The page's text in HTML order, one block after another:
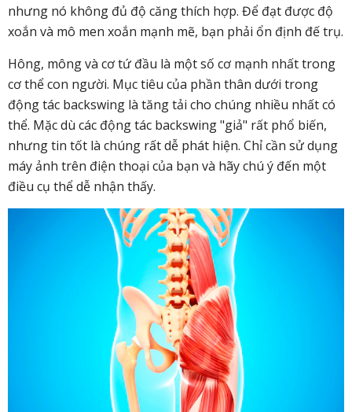
nhưng nó không đủ độ căng thích hợp. Để đạt được độ
xoắn và mô men xoắn mạnh mẽ, bạn phải ổn định đế trụ.
Hông, mông và cơ tứ đầu là một số cơ mạnh nhất trong
cơ thể con người. Mục tiêu của phần thân dưới trong
động tác backswing là tăng tải cho chúng nhiều nhất có
thể. Mặc dù các động tác backswing "giả" rất phổ biến,
nhưng tin tốt là chúng rất dễ phát hiện. Chỉ cần sử dụng
máy ảnh trên điện thoại của bạn và hãy chú ý đến một
điều cụ thể dễ nhận thấy.